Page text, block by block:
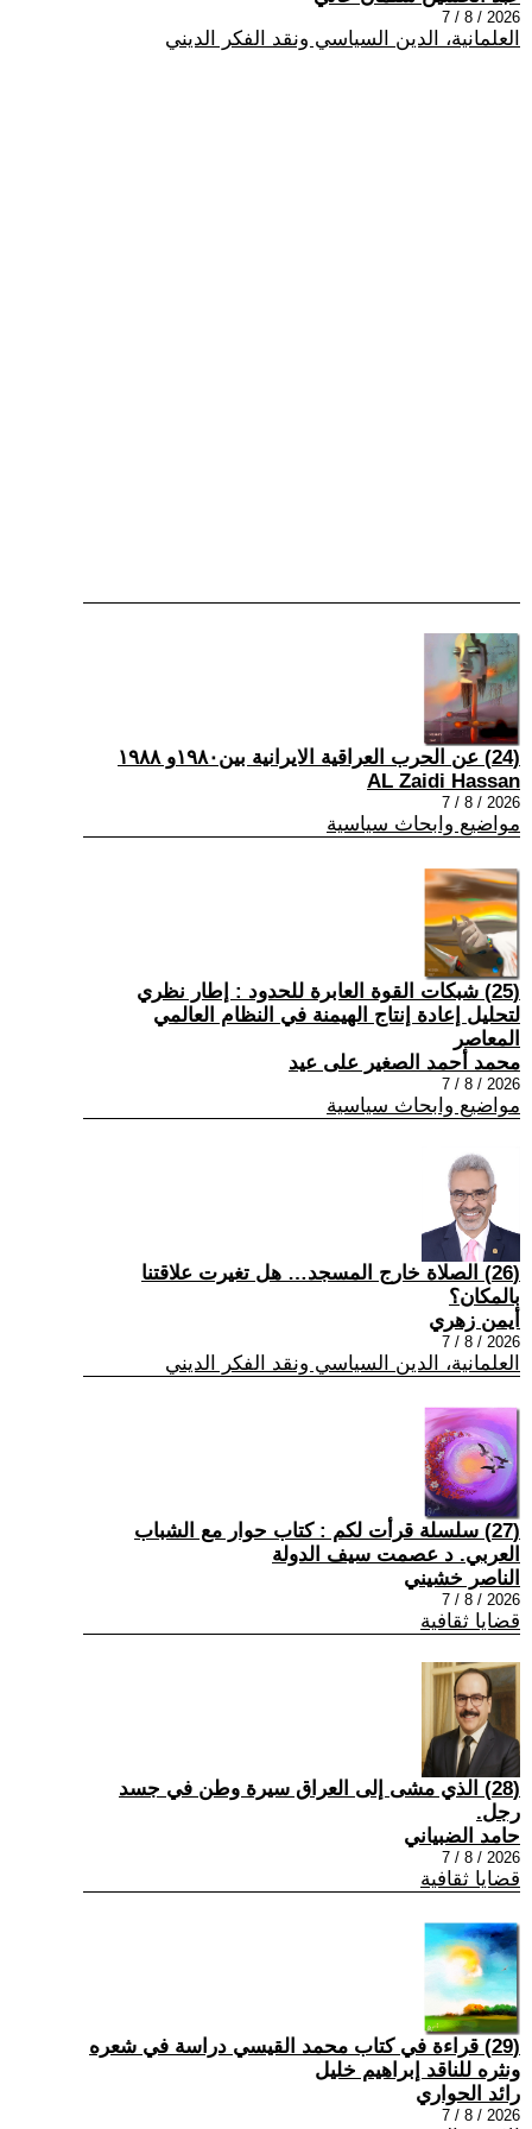
2026 / 8 / 7
العلمانية، الدين السياسي ونقد الفكر الديني
(24) عن الحرب العراقية الايرانية بين١٩٨٠و ١٩٨٨
AL Zaidi Hassan
2026 / 8 / 7
مواضيع وابحاث سياسية
(25) شبكات القوة العابرة للحدود : إطار نظري
لتحليل إعادة إنتاج الهيمنة في النظام العالمي
المعاصر
محمد أحمد الصغير على عيد
2026 / 8 / 7
مواضيع وابحاث سياسية
(26) الصلاة خارج المسجد… هل تغيرت علاقتنا
بالمكان؟
أيمن زهري
2026 / 8 / 7
العلمانية، الدين السياسي ونقد الفكر الديني
(27) سلسلة قرأت لكم : كتاب حوار مع الشباب
العربي. د عصمت سيف الدولة
الناصر خشيني
2026 / 8 / 7
قضايا ثقافية
(28) الذي مشى إلى العراق سيرة وطن في جسد
رجل.
حامد الضبياني
2026 / 8 / 7
قضايا ثقافية
(29) قراءة في كتاب محمد القيسي دراسة في شعره
ونثره للناقد إبراهيم خليل
رائد الحواري
2026 / 8 / 7